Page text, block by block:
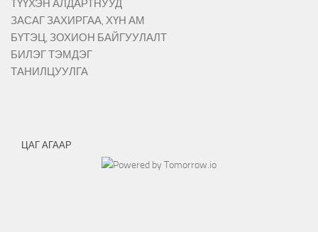
ТҮҮХЭН АЛДАРТНУУД
ЗАСАГ ЗАХИРГАА, ХҮН АМ
БҮТЭЦ, ЗОХИОН БАЙГУУЛАЛТ
БИЛЭГ ТЭМДЭГ
ТАНИЛЦУУЛГА
ЦАГ АГААР